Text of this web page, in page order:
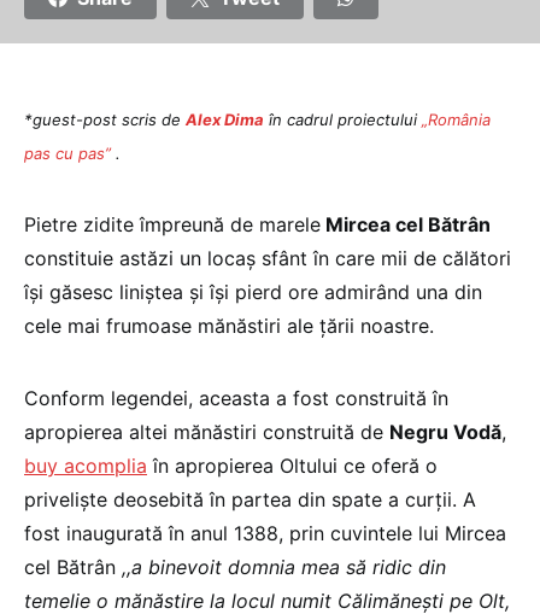
*guest-post scris de Alex Dima în cadrul proiectului „România
pas cu pas”.
Pietre zidite împreună de marele Mircea cel Bătrân
constituie astăzi un locaş sfânt în care mii de călători
îşi găsesc liniştea şi îşi pierd ore admirând una din
cele mai frumoase mănăstiri ale ţării noastre.
Conform legendei, aceasta a fost construită în
apropierea altei mănăstiri construită de Negru Vodă,
buy acomplia în apropierea Oltului ce oferă o
privelişte deosebită în partea din spate a curţii. A
fost inaugurată în anul 1388, prin cuvintele lui Mircea
cel Bătrân ,,a binevoit domnia mea să ridic din
temelie o mănăstire la locul numit Călimăneşti pe Olt,